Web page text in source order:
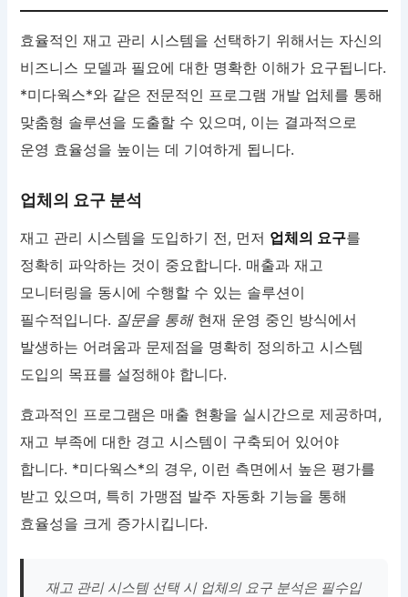
효율적인 재고 관리 시스템을 선택하기 위해서는 자신의
비즈니스 모델과 필요에 대한 명확한 이해가 요구됩니다.
*미다웍스*와 같은 전문적인 프로그램 개발 업체를 통해
맞춤형 솔루션을 도출할 수 있으며, 이는 결과적으로
운영 효율성을 높이는 데 기여하게 됩니다.
업체의 요구 분석
재고 관리 시스템을 도입하기 전, 먼저 업체의 요구를
정확히 파악하는 것이 중요합니다. 매출과 재고
모니터링을 동시에 수행할 수 있는 솔루션이
필수적입니다. 질문을 통해현재 운영 중인 방식에서
발생하는 어려움과 문제점을 명확히 정의하고 시스템
도입의 목표를 설정해야 합니다.
효과적인 프로그램은 매출 현황을 실시간으로 제공하며,
재고 부족에 대한 경고 시스템이 구축되어 있어야
합니다. *미다웍스*의 경우, 이런 측면에서 높은 평가를
받고 있으며, 특히 가맹점 발주 자동화 기능을 통해
효율성을 크게 증가시킵니다.
재고 관리 시스템 선택 시 업체의 요구 분석은 필수입